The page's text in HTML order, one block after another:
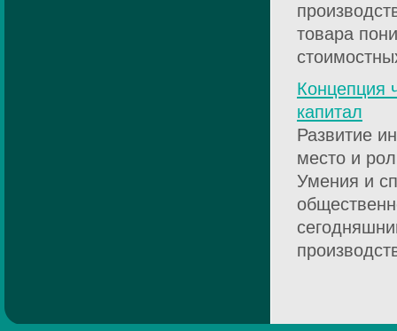
товара
Концепция
капитал
Развитие
место и
Умения и